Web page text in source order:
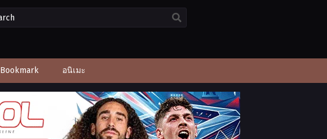
Bookmark อนิเมะ